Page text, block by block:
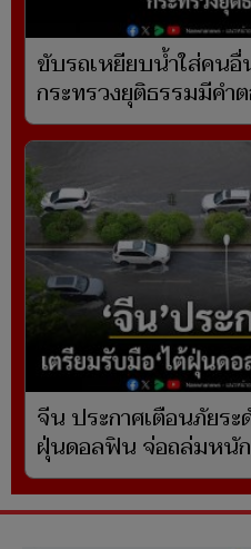
ขับรถเหยียบน้ำใส่คน
กระทรวงยุติธรรมมีคำ
จีน ประกาศเตือนภัยระ
ฝุ่นดอลฟิน จ่อถล่มหนั